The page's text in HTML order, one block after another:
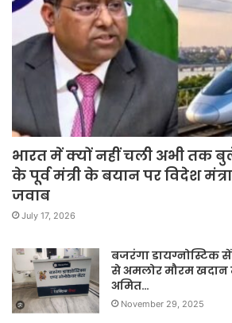
भारत में क्यों नहीं चली अभी तक
के पूर्व मंत्री के बयान पर विदेश
जवाब
July 17, 2026
बजरंगा डायग्नोस्टिक
से अमलोर मौरम खदान
अमित…
November 29, 2025